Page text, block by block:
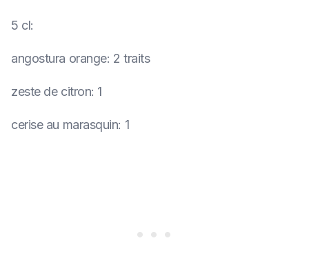
5 cl:
angostura orange: 2 traits
zeste de citron: 1
cerise au marasquin: 1